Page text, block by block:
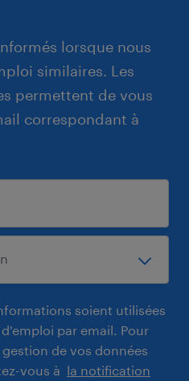
lorsque nous
similaires. Les
permettent de vous
correspondant à
soient utilisées
par email. Pour
de vos données
vous à la notification